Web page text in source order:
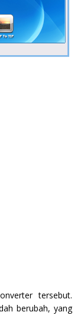
tersebut.
berubah, yang